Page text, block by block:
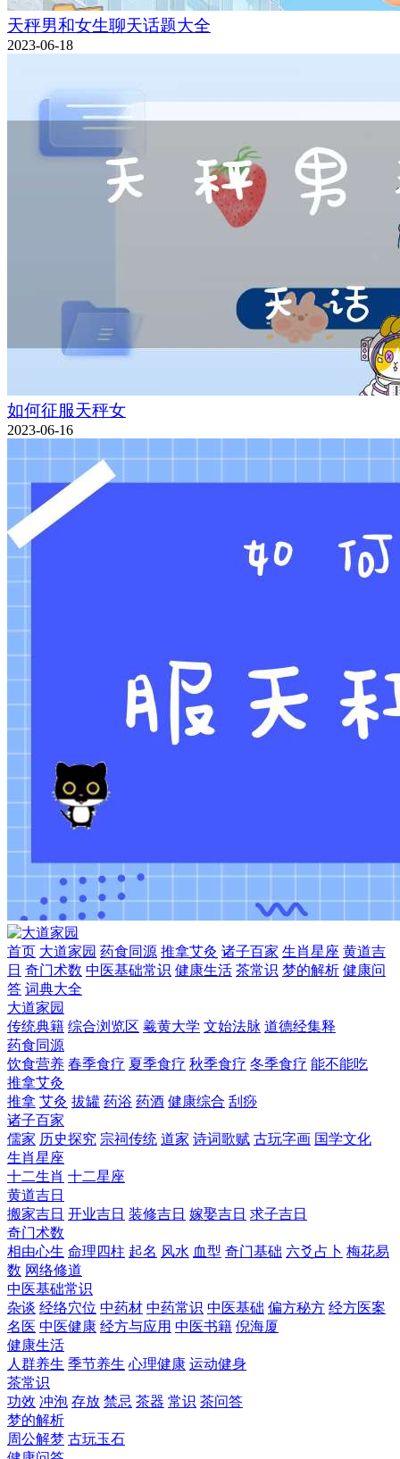
天秤男和女生聊天话题大全
2023-06-18
如何征服天秤女
2023-06-16
首页 大道家园 药食同源 推拿艾灸 诸子百家 生肖星座 黄道吉
日 奇门术数 中医基础常识 健康生活 茶常识 梦的解析 健康问
答 词典大全
大道家园
传统典籍 综合浏览区 羲黄大学 文始法脉 道德经集释
药食同源
饮食营养 春季食疗 夏季食疗 秋季食疗 冬季食疗 能不能吃
推拿艾灸
推拿 艾灸 拔罐 药浴 药酒 健康综合 刮痧
诸子百家
儒家 历史探究 宗祠传统 道家 诗词歌赋 古玩字画 国学文化
生肖星座
十二生肖 十二星座
黄道吉日
搬家吉日 开业吉日 装修吉日 嫁娶吉日 求子吉日
奇门术数
相由心生 命理四柱 起名 风水 血型 奇门基础 六爻占卜 梅花易
数 网络修道
中医基础常识
杂谈 经络穴位 中药材 中药常识 中医基础 偏方秘方 经方医案
名医 中医健康 经方与应用 中医书籍 倪海厦
健康生活
人群养生 季节养生 心理健康 运动健身
茶常识
功效 冲泡 存放 禁忌 茶器 常识 茶问答
梦的解析
周公解梦 古玩玉石